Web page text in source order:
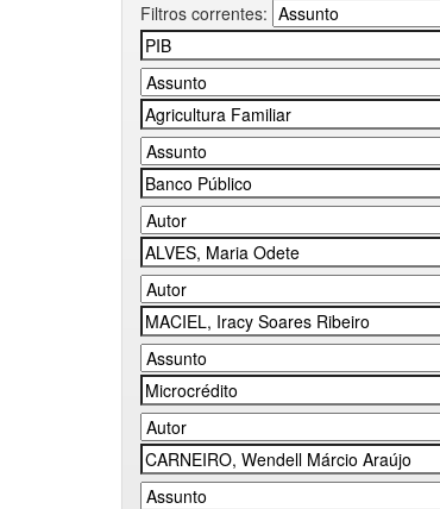
Filtros correntes: